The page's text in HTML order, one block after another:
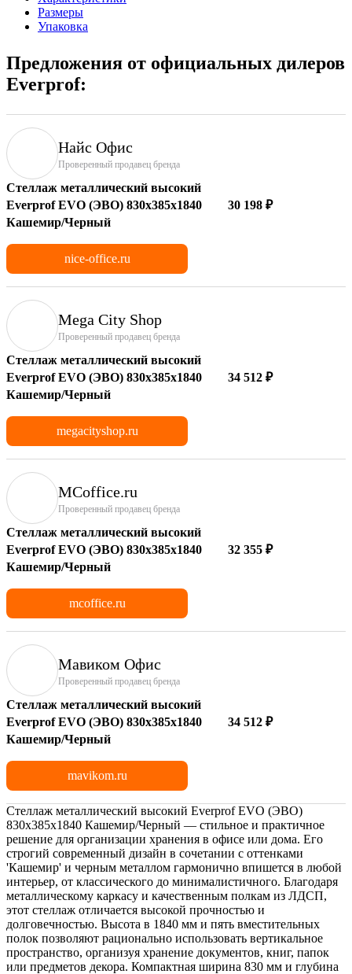
Размеры
Упаковка
Предложения от официальных дилеров
Everprof:
Найс Офис
Проверенный продавец бренда
Стеллаж металлический высокий
Everprof EVO (ЭВО) 830х385x1840
Кашемир/Черный
30 198 ₽
nice-office.ru
Mega City Shop
Проверенный продавец бренда
Стеллаж металлический высокий
Everprof EVO (ЭВО) 830х385x1840
Кашемир/Черный
34 512 ₽
megacityshop.ru
MCoffice.ru
Проверенный продавец бренда
Стеллаж металлический высокий
Everprof EVO (ЭВО) 830х385x1840
Кашемир/Черный
32 355 ₽
mcoffice.ru
Мавиком Офис
Проверенный продавец бренда
Стеллаж металлический высокий
Everprof EVO (ЭВО) 830х385x1840
Кашемир/Черный
34 512 ₽
mavikom.ru
Стеллаж металлический высокий Everprof EVO (ЭВО)
830х385х1840 Кашемир/Черный — стильное и практичное
решение для организации хранения в офисе или дома. Его
строгий современный дизайн в сочетании с оттенками
'Кашемир' и черным металлом гармонично впишется в любой
интерьер, от классического до минималистичного. Благодаря
металлическому каркасу и качественным полкам из ЛДСП,
этот стеллаж отличается высокой прочностью и
долговечностью. Высота в 1840 мм и пять вместительных
полок позволяют рационально использовать вертикальное
пространство, организуя хранение документов, книг, папок
или предметов декора. Компактная ширина 830 мм и глубина